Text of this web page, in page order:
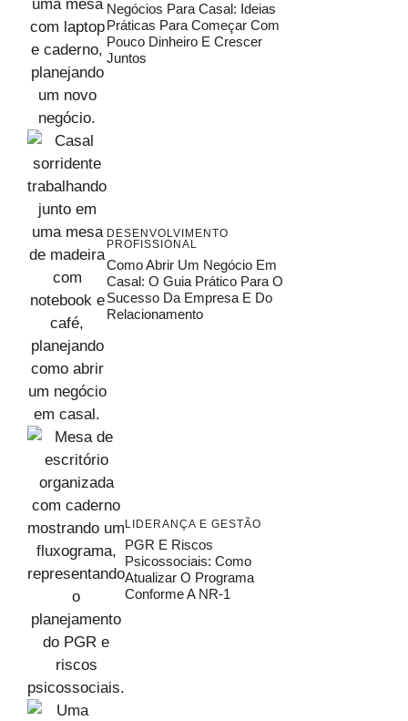
Negócios Para Casal: Ideias
Práticas Para Começar Com
Pouco Dinheiro E Crescer
Juntos
DESENVOLVIMENTO
PROFISSIONAL
Como Abrir Um Negócio Em
Casal: O Guia Prático Para O
Sucesso Da Empresa E Do
Relacionamento
LIDERANÇA E GESTÃO
PGR E Riscos
Psicossociais: Como
Atualizar O Programa
Conforme A NR-1